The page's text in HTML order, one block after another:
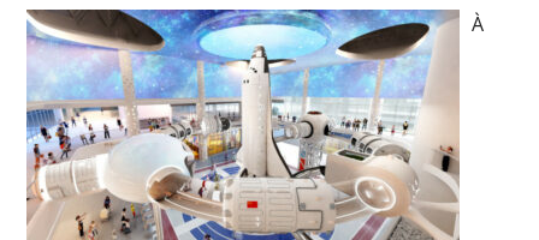
À